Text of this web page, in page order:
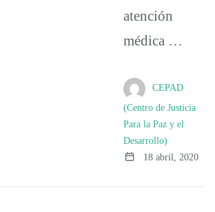
atención
médica …
CEPAD
(Centro de Justicia
Para la Paz y el
Desarrollo)
18 abril, 2020